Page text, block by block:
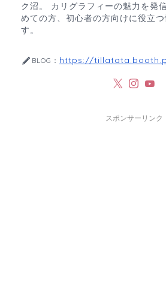
ク沼。 カリグラフィーの魅力を発
めての方、初心者の方向けに役立
す。
BLOG： https://
スポンサーリンク